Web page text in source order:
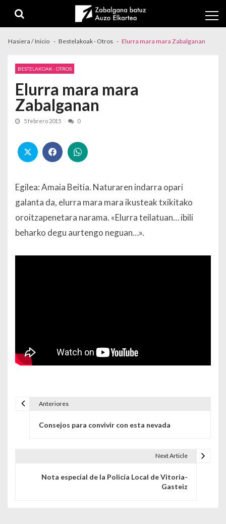
Hasiera / Inicio Bestelakoak - Otros Elurra mara mara Zabalganan
BESTELAKOAK - OTROS
Elurra mara mara
Zabalganan
5 febrero 2015 0
Egilea: Amaia Beitia. Naturaren indarra opari
galanta da, elurra mara mara ikusteak txikitako
oroitzapenetara narama. «Elurra teilatuan… ibili
beharko degu aurtengo neguan…».
Anteriores
Consejos para convivir con esta nevada
Next Article
Nota especial de la Policía Local de Vitoria-
Gasteiz